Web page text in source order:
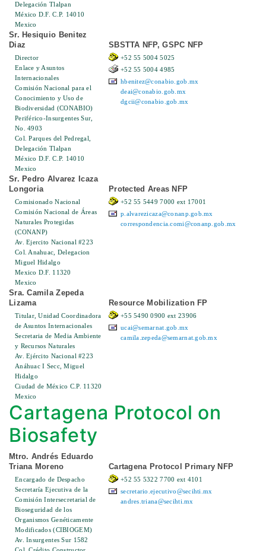
Delegación Tlalpan
México D.F. C.P. 14010
Mexico
Sr. Hesiquio Benitez
Diaz
Director
Enlace y Asuntos
Internacionales
Comisión Nacional para el
Conocimiento y Uso de
Biodiversidad (CONABIO)
Periférico-Insurgentes Sur,
No. 4903
Col. Parques del Pedregal,
Delegación Tlalpan
México D.F. C.P. 14010
Mexico
SBSTTA NFP, GSPC NFP
+52 55 5004 5025
+52 55 5004 4985
hbenitez@conabio.gob.mx
deai@conabio.gob.mx
dgcii@conabio.gob.mx
Sr. Pedro Alvarez Icaza
Longoria
Comisionado Nacional
Comisión Nacional de Áreas
Naturales Protegidas
(CONANP)
Av. Ejercito Nacional #223
Col. Anahuac, Delegacion
Miguel Hidalgo
Mexico D.F. 11320
Mexico
Protected Areas NFP
+52 55 5449 7000 ext 17001
p.alvarezicaza@conanp.gob.mx
correspondencia.comi@conanp.gob.mx
Sra. Camila Zepeda
Lizama
Titular, Unidad Coordinadora
de Asuntos Internacionales
Secretaria de Media Ambiente
y Recursos Naturales
Av. Ejército Nacional #223
Anáhuac I Secc, Miguel
Hidalgo
Ciudad de México C.P. 11320
Mexico
Resource Mobilization FP
+55 5490 0900 ext 23906
ucai@semarnat.gob.mx
camila.zepeda@semarnat.gob.mx
Cartagena Protocol on
Biosafety
Mtro. Andrés Eduardo
Triana Moreno
Encargado de Despacho
Secretaría Ejecutiva de la
Comisión Intersecretarial de
Bioseguridad de los
Organismos Genéticamente
Modificados (CIBIOGEM)
Av. Insurgentes Sur 1582
Cartagena Protocol Primary NFP
+52 55 5322 7700 ext 4101
secretario.ejecutivo@secihti.mx
andres.triana@secihti.mx